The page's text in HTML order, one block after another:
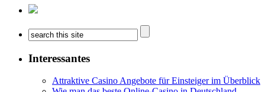
Interessantes
Attraktive Casino Angebote für Einsteiger im Überblick